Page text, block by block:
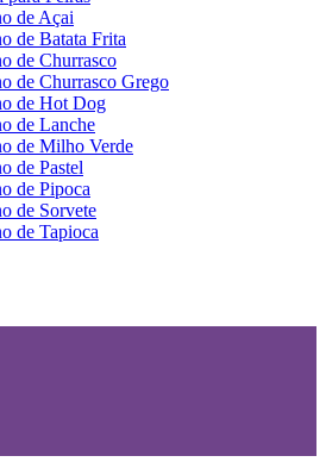
de Açai
de Batata Frita
de Churrasco
de Churrasco Grego
de Hot Dog
de Lanche
de Milho Verde
de Pastel
de Pipoca
de Sorvete
de Tapioca